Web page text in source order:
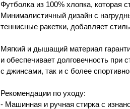
Футболка из 100% хлопка, которая
Минималистичный дизайн с
теннисные ракетки, добавляет
Мягкий и дышащий материал
и обеспечивает долговечность при
с джинсами, так и с более
Рекомендации по уходу:
- Машинная и ручная стирка с